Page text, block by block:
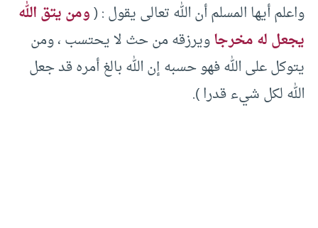
واعلم أيها المسلم أن الله تعالى يقول : (ومن يتق الله
يجعل له مخرجاويرزقه من حث لا يحتسب ، ومن
يتوكل على الله فهو حسبه إن الله بالغ أمره قد جعل
الله لكل شيء قدرا ).